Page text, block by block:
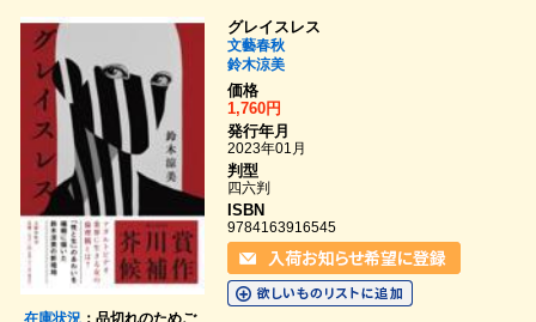
在庫状況：品切れのためご
グレイスレス
文藝春秋
鈴木涼美
価格
1,760円
発行年月
2023年01月
判型
四六判
ISBN
9784163916545